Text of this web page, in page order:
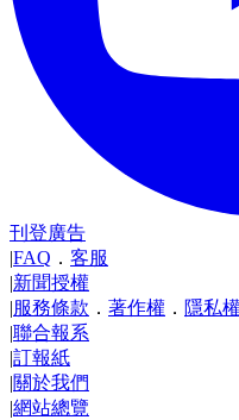
刊登廣告
|FAQ ． 客服
|新聞授權
|服務條款 ． 著作權 ． 隱私
|聯合報系
|訂報紙
|關於我們
|網站總覽